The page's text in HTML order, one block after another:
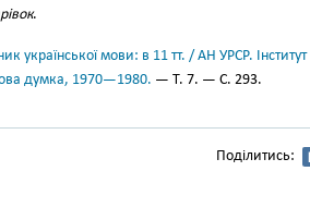
.
української мови: в 11 тт. / АН УРСР.
думка, 1970—1980. — Т. 7. — С. 293.
Поділитись: